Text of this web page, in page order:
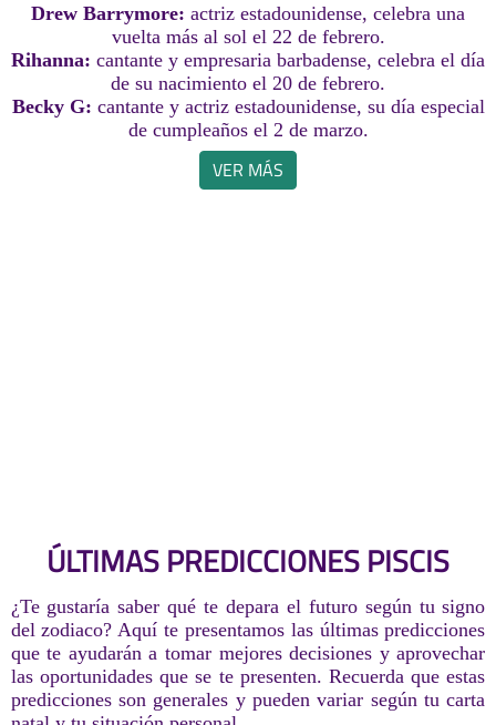
Drew Barrymore: actriz estadounidense, celebra una
vuelta más al sol el 22 de febrero.
Rihanna: cantante y empresaria barbadense, celebra el día
de su nacimiento el 20 de febrero.
Becky G: cantante y actriz estadounidense, su día especial
de cumpleaños el 2 de marzo.
VER MÁS
ÚLTIMAS PREDICCIONES PISCIS
¿Te gustaría saber qué te depara el futuro según tu signo
del zodiaco? Aquí te presentamos las últimas predicciones
que te ayudarán a tomar mejores decisiones y aprovechar
las oportunidades que se te presenten. Recuerda que estas
predicciones son generales y pueden variar según tu carta